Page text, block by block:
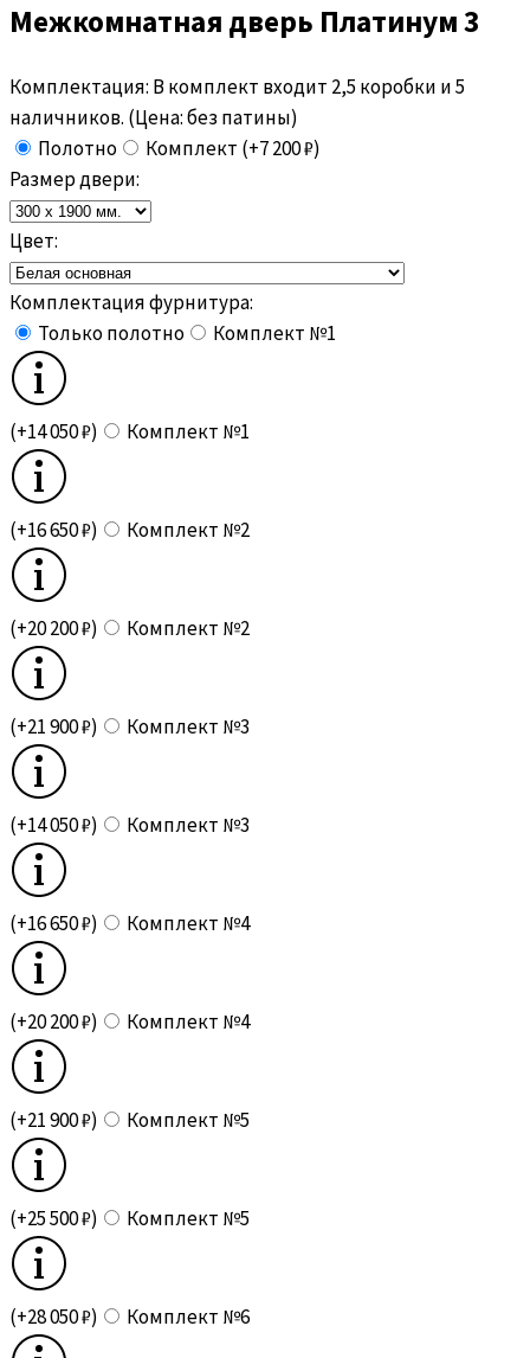
Межкомнатная дверь Платинум 3
Комплектация: В комплект входит 2,5 коробки и 5
наличников. (Цена: без патины)
Полотно
Комплект (+7 200 ₽)
Размер двери:
Цвет:
Комплектация фурнитура:
Только полотно
Комплект №1
(+14 050 ₽) Комплект №1
(+16 650 ₽) Комплект №2
(+20 200 ₽) Комплект №2
(+21 900 ₽) Комплект №3
(+14 050 ₽) Комплект №3
(+16 650 ₽) Комплект №4
(+20 200 ₽) Комплект №4
(+21 900 ₽) Комплект №5
(+25 500 ₽) Комплект №5
(+28 050 ₽) Комплект №6